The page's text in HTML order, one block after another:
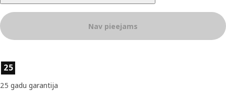
Nav pieejams
Preces īpašības
25
25 gadu garantija